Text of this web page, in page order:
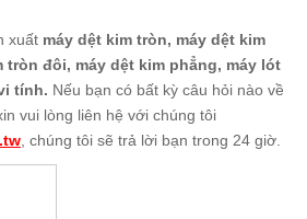
xuất máy dệt kim tròn, máy dệt kim
tròn đôi, máy dệt kim phẳng, máy lót
tính. Nếu bạn có bất kỳ câu hỏi nào về
vui lòng liên hệ với chúng tôi
, chúng tôi sẽ trả lời bạn trong 24 giờ.